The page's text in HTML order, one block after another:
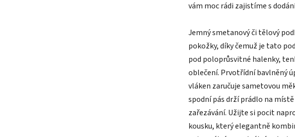
vám moc rádi zajistíme s
Jemný smetanový či tělový
pokožky, díky čemuž je tato
pod poloprůsvitné halenky,
oblečení. Prvotřídní bavlněný
vláken zaručuje sametovou
spodní pás drží prádlo na
zařezávání. Užijte si pocit
kousku, který elegantně